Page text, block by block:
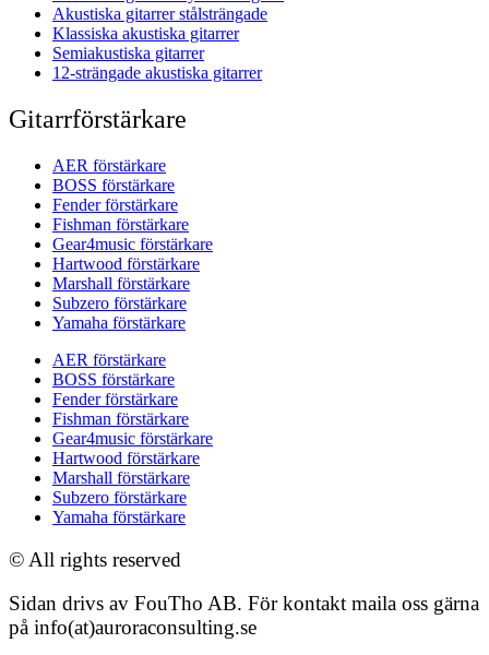
Akustiska gitarrer stålsträngade
Klassiska akustiska gitarrer
Semiakustiska gitarrer
12-strängade akustiska gitarrer
Gitarrförstärkare
AER förstärkare
BOSS förstärkare
Fender förstärkare
Fishman förstärkare
Gear4music förstärkare
Hartwood förstärkare
Marshall förstärkare
Subzero förstärkare
Yamaha förstärkare
AER förstärkare
BOSS förstärkare
Fender förstärkare
Fishman förstärkare
Gear4music förstärkare
Hartwood förstärkare
Marshall förstärkare
Subzero förstärkare
Yamaha förstärkare
© All rights reserved
Sidan drivs av FouTho AB. För kontakt maila oss gärna
på info(at)auroraconsulting.se